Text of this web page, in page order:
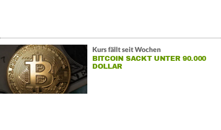
Kurs fällt seit Wochen
BITCOIN SACKT UNTER 90.000
DOLLAR